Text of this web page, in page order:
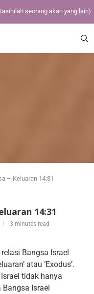
seorang akan yang lain)
– Keluaran 14:31
14:31
3 minutes read
Bangsa Israel
atau ‘Exodus’.
tidak hanya
Israel